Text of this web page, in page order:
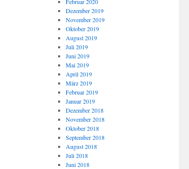
Dezember 2019
November 2019
Oktober 2019
August 2019
Juli 2019
Juni 2019
Mai 2019
April 2019
März 2019
Februar 2019
Januar 2019
Dezember 2018
November 2018
Oktober 2018
September 2018
August 2018
Juli 2018
Juni 2018